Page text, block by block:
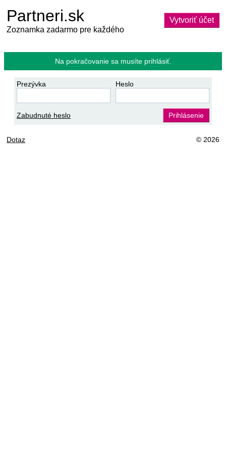
Partneri.sk
Zoznamka zadarmo pre každého
Vytvoriť účet
Na pokračovanie sa musíte prihlásiť.
Prezývka Heslo
Zabudnuté heslo Prihlásenie
Dotaz © 2026